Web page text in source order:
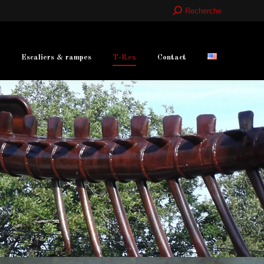
Recherche
Recherche
Escaliers & rampes T-Rex Contact